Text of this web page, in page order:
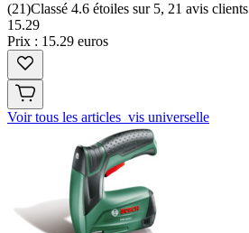
(21)Classé 4.6 étoiles sur 5, 21 avis clients
15.29
Prix : 15.29 euros
Voir tous les articles vis universelle